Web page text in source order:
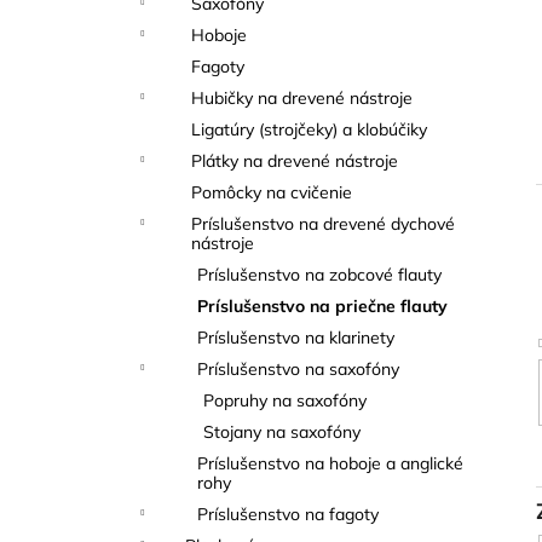
Hoboje
Fagoty
Hubičky na drevené nástroje
Ligatúry (strojčeky) a klobúčiky
Plátky na drevené nástroje
Pomôcky na cvičenie
Príslušenstvo na drevené dychové
nástroje
Príslušenstvo na zobcové flauty
Príslušenstvo na priečne flauty
Príslušenstvo na klarinety
Príslušenstvo na saxofóny
Popruhy na saxofóny
Stojany na saxofóny
Príslušenstvo na hoboje a anglické
rohy
Príslušenstvo na fagoty
THOMANN FLOW-BALL
3 €